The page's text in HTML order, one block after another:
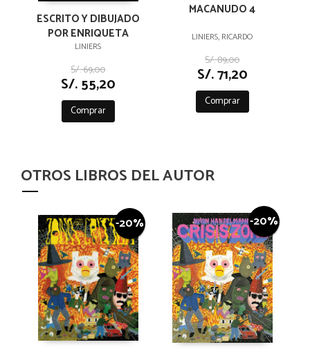
ESCRITO Y DIBUJADO
POR ENRIQUETA
LINIERS
S/. 69,00
S/. 55,20
Comprar
MACANUDO 4
LINIERS, RICARDO
S/. 89,00
S/. 71,20
Comprar
OTROS LIBROS DEL AUTOR
-20% -20%